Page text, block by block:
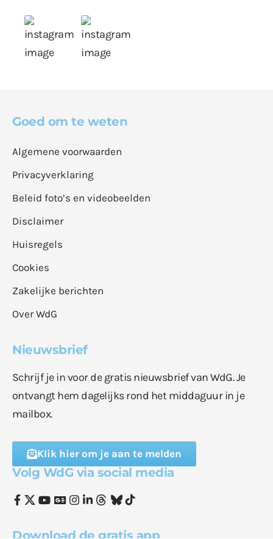
Goed om te weten
Algemene voorwaarden
Privacyverklaring
Beleid foto’s en videobeelden
Disclaimer
Huisregels
Cookies
Zakelijke berichten
Over WdG
Nieuwsbrief
Schrijf je in voor de gratis nieuwsbrief van WdG. Je
ontvangt hem dagelijks rond het middaguur in je
mailbox.
Klik hier om je aan te melden
Volg WdG via social media
Download de gratis app